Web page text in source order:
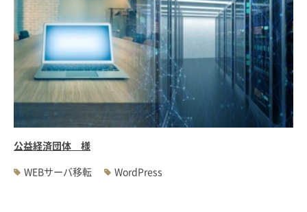
公益経済団体 様
WEBサーバ移転
WordPress